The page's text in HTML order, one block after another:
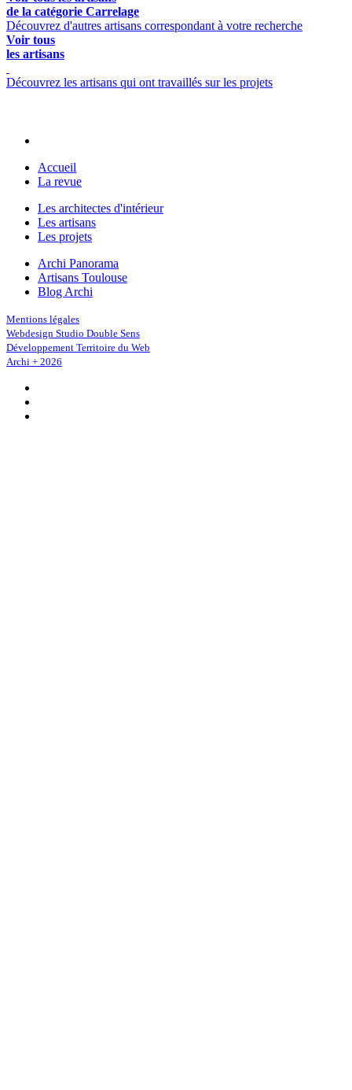
de la catégorie Carrelage
Découvrez d'autres artisans correspondant à votre recherche
Voir tous
les artisans
Découvrez les artisans qui ont travaillés sur les projets
Accueil
La revue
Les architectes d'intérieur
Les artisans
Les projets
Archi Panorama
Artisans Toulouse
Blog Archi
Mentions légales
Webdesign Studio Double Sens
Développement Territoire du Web
Archi + 2026